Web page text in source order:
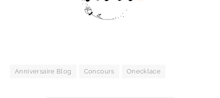
Anniversaire Blog Concours Onecklace